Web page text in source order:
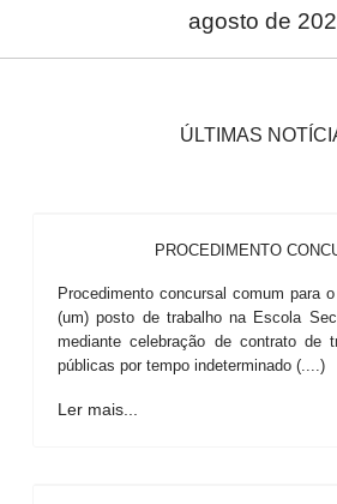
agosto de
ÚLTIMAS
PROCEDIMENTO
Procedimento concursal comum para
(um) posto de trabalho na Escola
mediante celebração de contrato de
públicas por tempo indeterminado (....)
Ler mais...